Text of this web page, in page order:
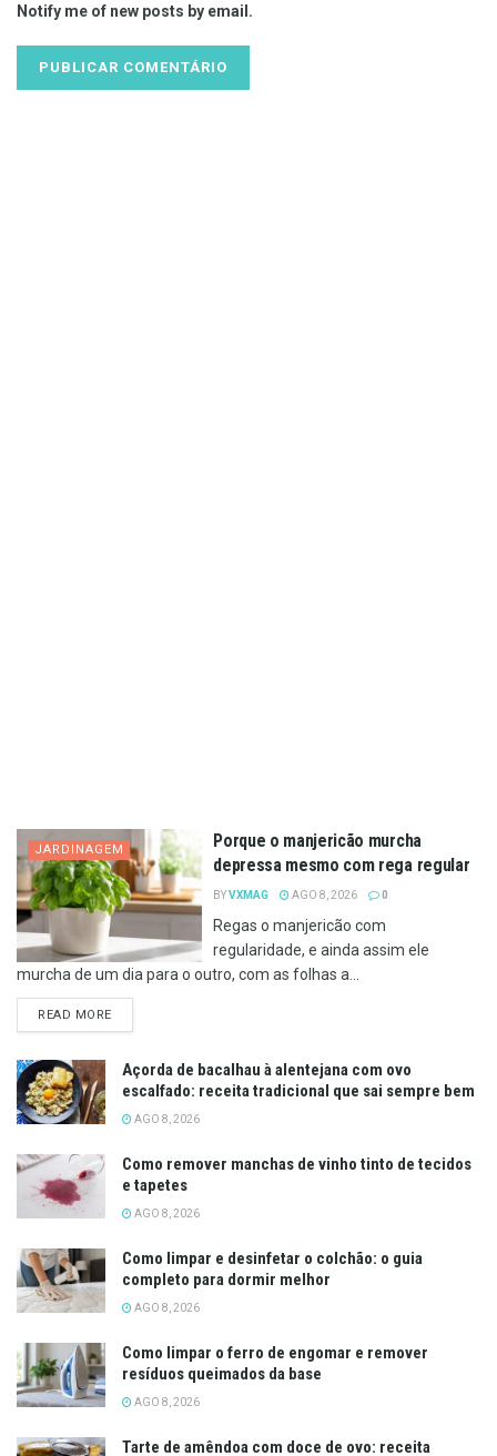
Notify me of new posts by email.
JARDINAGEM
Porque o manjericão murcha
depressa mesmo com rega regular
BYVXMAG AGO 8, 2026 0
Regas o manjericão com
regularidade, e ainda assim ele
murcha de um dia para o outro, com as folhas a...
READ MOREDETAILS
Açorda de bacalhau à alentejana com ovo
escalfado: receita tradicional que sai sempre bem
AGO 8, 2026
Como remover manchas de vinho tinto de tecidos
e tapetes
AGO 8, 2026
Como limpar e desinfetar o colchão: o guia
completo para dormir melhor
AGO 8, 2026
Como limpar o ferro de engomar e remover
resíduos queimados da base
AGO 8, 2026
Tarte de amêndoa com doce de ovo: receita